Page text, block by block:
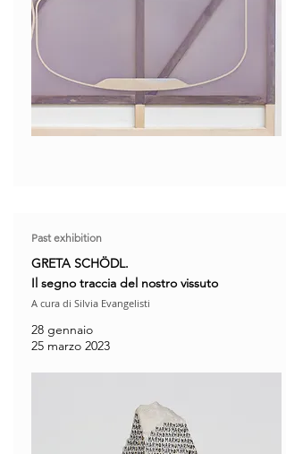
Past exhibition
GRETA SCHÖDL.
Il segno traccia del nostro vissuto
A cura di Silvia Evangelisti
28 gennaio
25 marzo 2023